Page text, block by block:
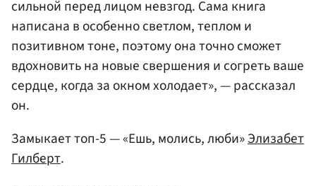
сильной перед лицом невзгод. Сама книга
написана в особенно светлом, теплом и
позитивном тоне, поэтому она точно сможет
вдохновить на новые свершения и согреть ваше
сердце, когда за окном холодает», — рассказал
он.
Замыкает топ-5 — «Ешь, молись, люби»Элизабет
Гилберт.